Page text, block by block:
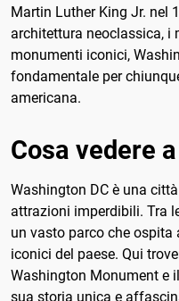
Martin Luther King Jr. nel
architettura neoclassica, i
monumenti iconici,
fondamentale per
americana.
Cosa vedere
Washington DC è una
attrazioni imperdibili. Tra
un vasto parco che
iconici del paese. Qui
Washington Monument e
sua storia unica e